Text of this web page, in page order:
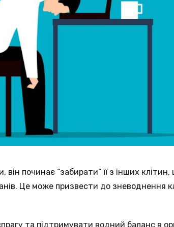
він починає “забирати” її з інших
Це може призвести до зневоднення
та підтримувати водний баланс в